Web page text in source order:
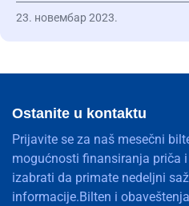
23. новембар 2023.
Ostanite u kontaktu
Prijavite se za naš mesečni
mogućnosti finansiranja priča
izabrati da primate nedeljni
informacije.Bilten i